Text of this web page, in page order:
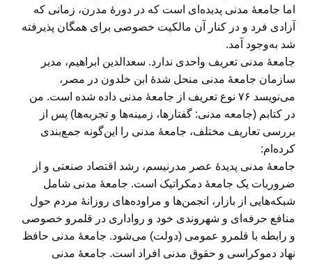
اما جامعهٔ مدنی پدیده‌ای است که در دورهٔ مدرن، زمانی که
آزادی فرد و در کنار آن مالکیت خصوصی برای همگان پذیرفته
شد به‌وجود آمد.
جامعهٔ مدنی تعریف واحدی ندارد. سعدالدین ابراهیم، مدیر
سازمان جامعهٔ مدنی منحل شدهٔ ابن خلدون در مصر،
می‌نویسد ۷۶ نوع تعریف از جامعهٔ مدنی داده شده است. من
در کتابم (جامعه مدنی: گفتارها، زمینه‌ها و تجربه‌ها) پس از
بررسی تعاریف مختلف، جامعهٔ مدنی را این‌گونه جمع‌بندی
کرده‌ام:
جامعهٔ مدنی پدیدهٔ عصر مدرنیسم، رشد اقتصاد صنعتی و از
ضروریات یک جامعۀ دمکراتیک است. جامعهٔ مدنی شامل
شبکه‌هایی از بازار، انجمن‌ها و مراوده‌های روزانهٔ مردم حول
منافع حرفه‌ای و شهروندی خود و رواداری در قلمرو خصوصی
و رابطه با قلمرو عمومی (دولت) می‌شود. جامعۀ مدنی حافظ
نهاد دموکراسی و حقوق مدنی افراد است. جامعهٔ مدنی